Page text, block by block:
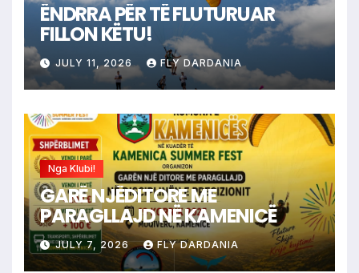
ËNDRRA PËR TË FLUTURUAR
FILLON KËTU!
JULY 11, 2026 FLY DARDANIA
Nga Klubi!
GARË NJËDITORE ME
PARAGLLAJD NË KAMENICË
JULY 7, 2026 FLY DARDANIA